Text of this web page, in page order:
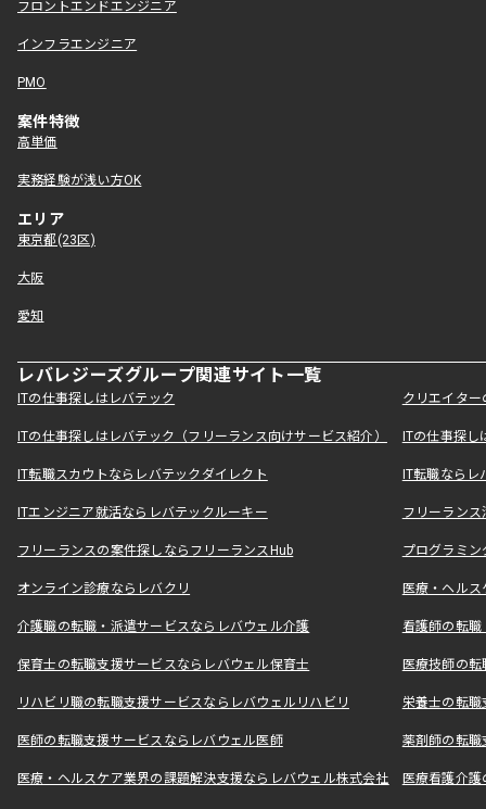
フロントエンドエンジニア
インフラエンジニア
PMO
案件特徴
高単価
実務経験が浅い方OK
エリア
東京都(23区)
大阪
愛知
レバレジーズグループ関連サイト一覧
ITの仕事探しはレバテック クリエイタ
ITの仕事探しはレバテック（フリーランス向けサービス紹介） ITの仕事探
IT転職スカウトならレバテックダイレクト IT転職なら
ITエンジニア就活ならレバテックルーキー フリーラン
フリーランスの案件探しならフリーランスHub プログラミ
オンライン診療ならレバクリ 医療・ヘル
介護職の転職・派遣サービスならレバウェル介護 看護師の転
保育士の転職支援サービスならレバウェル保育士 医療技師の
リハビリ職の転職支援サービスならレバウェルリハビリ 栄養士の転
医師の転職支援サービスならレバウェル医師 薬剤師の転
医療・ヘルスケア業界の課題解決支援ならレバウェル株式会社 医療看護介